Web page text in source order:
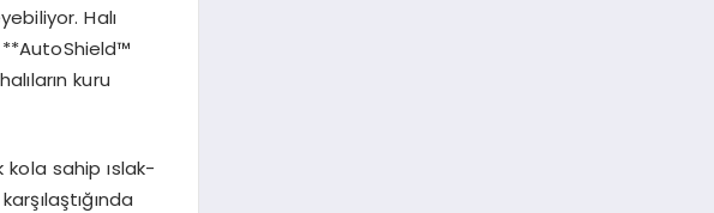
Halı
**AutoShield™
kuru
kola sahip ıslak-